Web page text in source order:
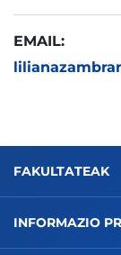
EMAIL:
FAKULTATEAK
INFORMAZIO